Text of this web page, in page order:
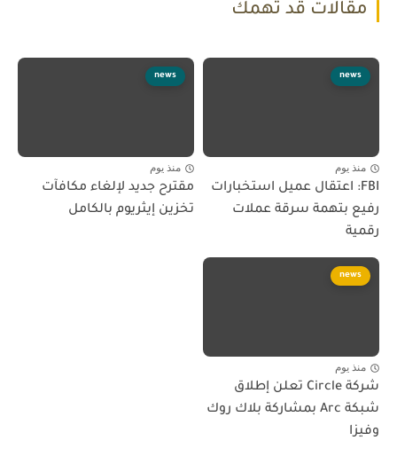
مقالات قد تهمك
news
منذ يوم
FBI: اعتقال عميل استخبارات
رفيع بتهمة سرقة عملات
رقمية
news
منذ يوم
مقترح جديد لإلغاء مكافآت
تخزين إيثريوم بالكامل
news
منذ يوم
شركة Circle تعلن إطلاق
شبكة Arc بمشاركة بلاك روك
وفيزا